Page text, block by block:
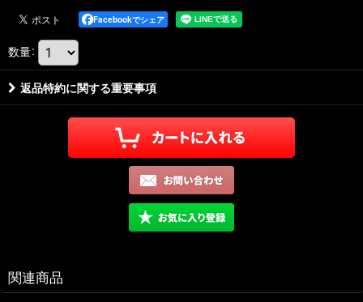
Facebookでシェア
数量:
返品特約に関する重要事項
関連商品